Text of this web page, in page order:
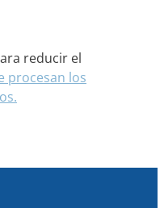
reducir el
procesan los